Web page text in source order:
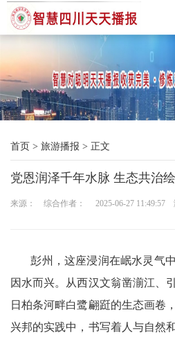
首
综
合
播
技
三
农
首页 > 旅游播报 > 正文
党恩润泽千年水脉 生态共治
来源： 综合作者： 2025-06-27 11:49:57
彭州，这座浸润在岷水灵气中
因水而兴。从西汉文翁凿湔江、
日柏条河畔白鹭翩跹的生态画卷
兴邦的实践中，书写着人与自然